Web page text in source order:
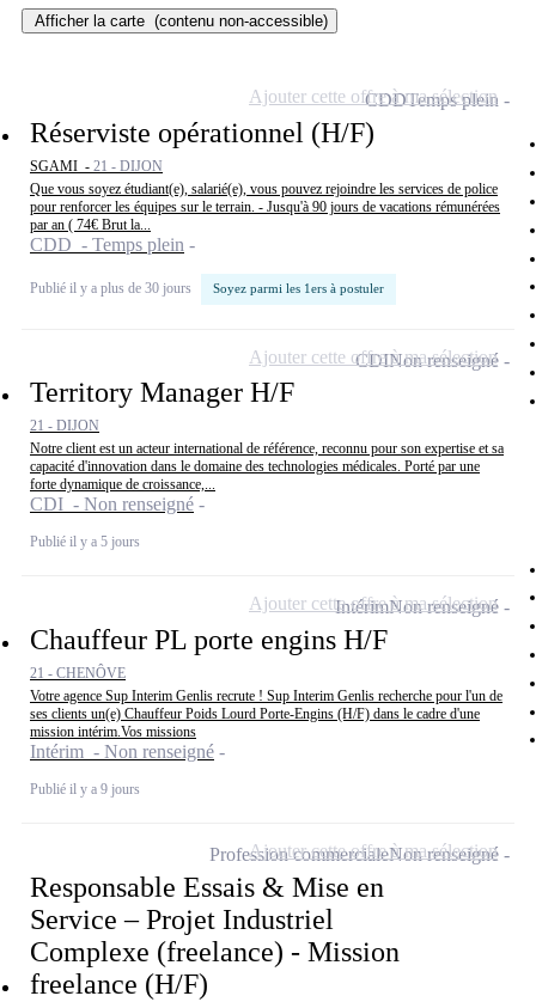
Afficher la carte (contenu non-accessible)
Réserviste opérationnel (H/F)
SGAMI - 21 - DIJON
Que vous soyez étudiant(e), salarié(e), vous pouvez rejoindre les services de police
pour renforcer les équipes sur le terrain. - Jusqu'à 90 jours de vacations rémunérées
par an ( 74€ Brut la...
CDD - Temps plein
Publié il y a plus de 30 jours Soyez parmi les 1ers à postuler
CDDTemps plein
Ajouter cette offre à ma sélection
Territory Manager H/F
21 - DIJON
Notre client est un acteur international de référence, reconnu pour son expertise et sa
capacité d'innovation dans le domaine des technologies médicales. Porté par une
forte dynamique de croissance,...
CDI - Non renseigné
Publié il y a 5 jours
CDINon renseigné
Ajouter cette offre à ma sélection
Chauffeur PL porte engins H/F
21 - CHENÔVE
Votre agence Sup Interim Genlis recrute ! Sup Interim Genlis recherche pour l'un de
ses clients un(e) Chauffeur Poids Lourd Porte-Engins (H/F) dans le cadre d'une
mission intérim.Vos missions
Intérim - Non renseigné
Publié il y a 9 jours
IntérimNon renseigné
Ajouter cette offre à ma sélection
Responsable Essais & Mise en
Service – Projet Industriel
Complexe (freelance) - Mission
freelance (H/F)
Profession commercialeNon renseigné
Ajouter cette offre à ma sélection